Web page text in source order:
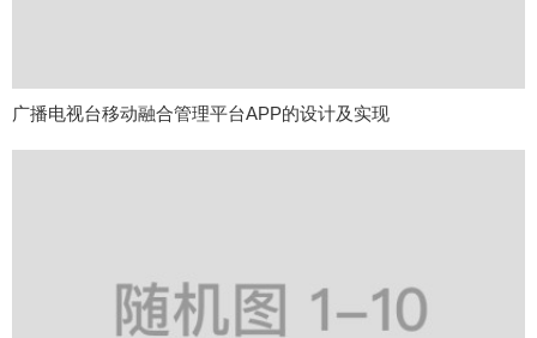
广播电视台移动融合管理平台APP的设计及实现